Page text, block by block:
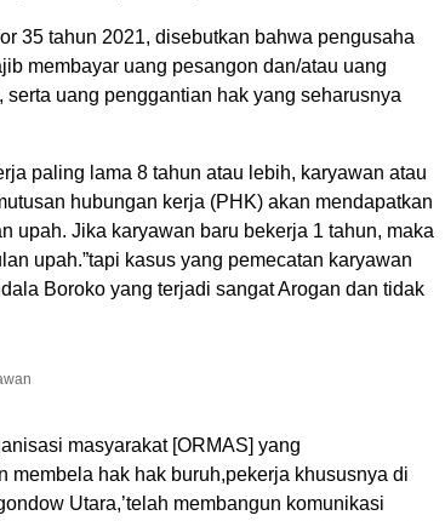
35 tahun 2021, disebutkan bahwa pengusaha
membayar uang pesangon dan/atau uang
serta uang penggantian hak yang seharusnya
paling lama 8 tahun atau lebih, karyawan atau
hubungan kerja (PHK) akan mendapatkan
upah. Jika karyawan baru bekerja 1 tahun, maka
upah.”tapi kasus yang pemecatan karyawan
Boroko yang terjadi sangat Arogan dan tidak
masyarakat [ORMAS] yang
membela hak hak buruh,pekerja khususnya di
Utara,’telah membangun komunikasi